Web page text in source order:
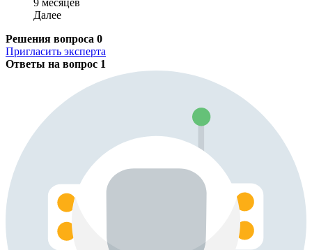
9 месяцев
Далее
Решения вопроса 0
Пригласить эксперта
Ответы на вопрос 1